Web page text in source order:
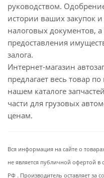
руководством.
истории ваших закупок
налоговых документов,
предоставления
залога.
Интернет-магазин
предлагает весь товар
нашем каталоге
части для грузовых
ценам.
Вся информация на сайте о
не является публичной офертой в
РФ . Производитель оставляет за